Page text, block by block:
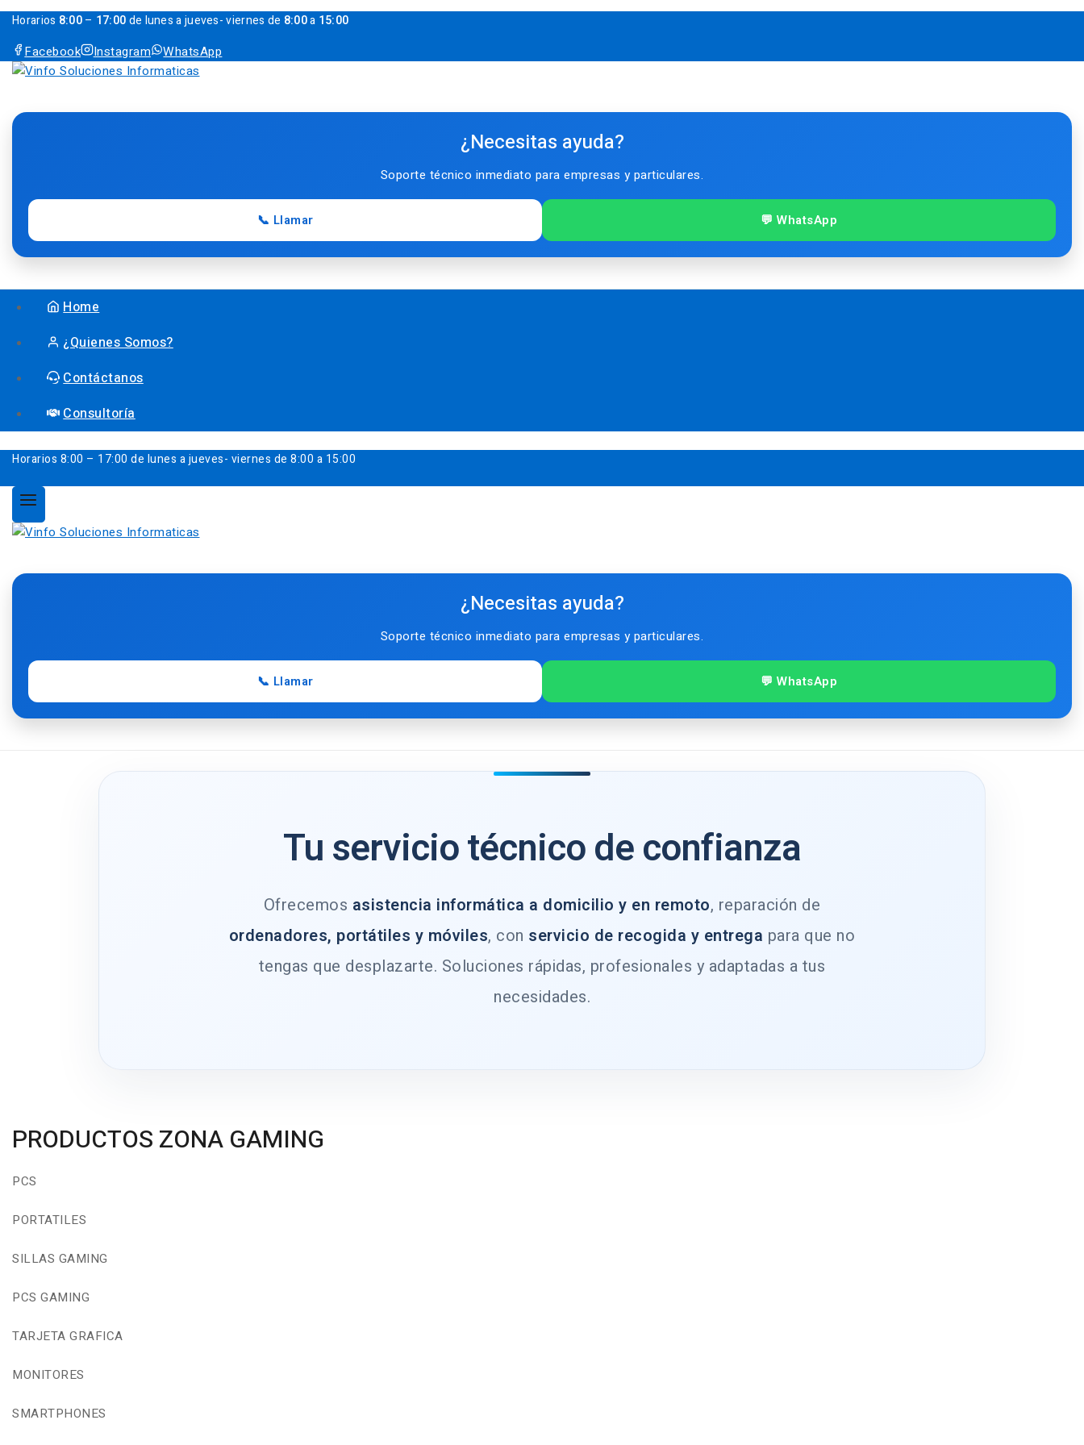
Horarios 8:00– 17:00de lunes a jueves- viernes de 8:00a 15:00
Facebook Instagram WhatsApp
¿Necesitas ayuda?
Soporte técnico inmediato para empresas y particulares.
📞 Llamar 💬 WhatsApp
Home
¿Quienes Somos?
Contáctanos
Consultoría
Horarios 8:00 – 17:00 de lunes a jueves- viernes de 8:00 a 15:00
¿Necesitas ayuda?
Soporte técnico inmediato para empresas y particulares.
📞 Llamar 💬 WhatsApp
Tu servicio técnico de confianza
Ofrecemos asistencia informática a domicilio y en remoto, reparación de
ordenadores, portátiles y móviles, con servicio de recogida y entrega para que no
tengas que desplazarte. Soluciones rápidas, profesionales y adaptadas a tus
necesidades.
PRODUCTOS ZONA GAMING
PCS
PORTATILES
SILLAS GAMING
PCS GAMING
TARJETA GRAFICA
MONITORES
SMARTPHONES